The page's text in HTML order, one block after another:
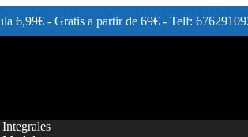
6,99€ - Gratis a partir de 69€ - Telf:
Integrales